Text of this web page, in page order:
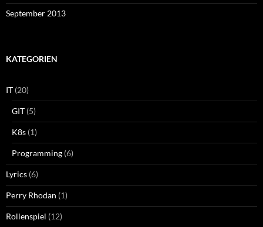
September 2013
KATEGORIEN
IT (20)
GIT (5)
K8s (1)
Programming (6)
Lyrics (6)
Perry Rhodan (1)
Rollenspiel (12)